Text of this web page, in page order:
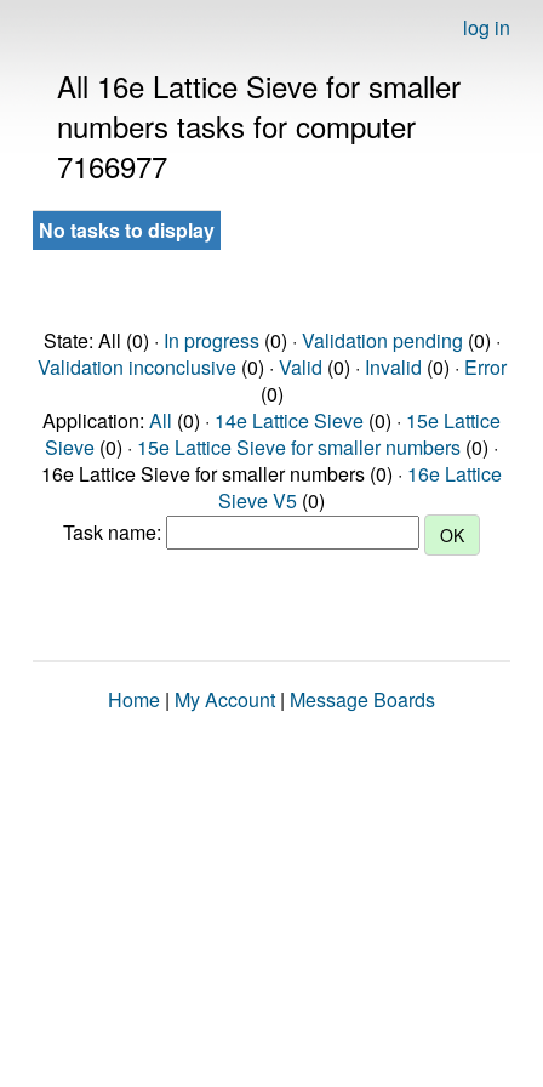
log in
All 16e Lattice Sieve for smaller
numbers tasks for computer
7166977
No tasks to display
State: All (0) · In progress(0) · Validation pending (0) ·
Validation inconclusive(0) · Valid (0) · Invalid (0) · Error
(0)
Application: All (0) · 14e Lattice Sieve (0) · 15e Lattice
Sieve (0) · 15e Lattice Sieve for smaller numbers (0) ·
16e Lattice Sieve for smaller numbers (0) · 16e Lattice
Sieve V5 (0)
Task name:
Home | My Account | Message Boards